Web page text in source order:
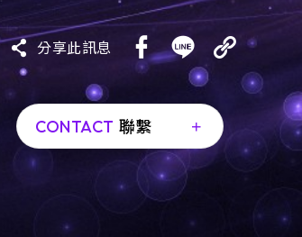
分享此訊息
CONTACT 聯繫